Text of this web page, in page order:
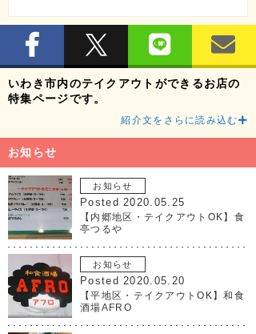
いわき市内のテイクアウトができるお店の
特集ページです。
紹介文をさらに読み込む
お知らせ
お知らせ
Posted 2020.05.25
【内郷地区・テイクアウトOK】食
亭つるや
お知らせ
Posted 2020.05.20
【平地区・テイクアウトOK】和食
酒場AFRO